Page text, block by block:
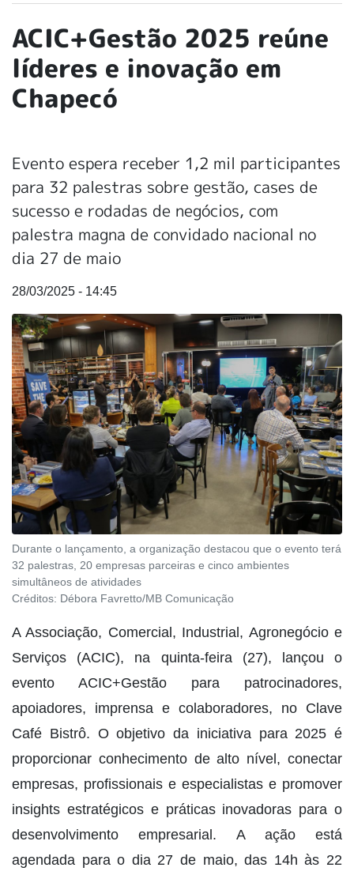
ACIC+Gestão 2025 reúne
líderes e inovação em
Chapecó
Evento espera receber 1,2 mil participantes
para 32 palestras sobre gestão, cases de
sucesso e rodadas de negócios, com
palestra magna de convidado nacional no
dia 27 de maio
28/03/2025 - 14:45
Durante o lançamento, a organização destacou que o evento terá
32 palestras, 20 empresas parceiras e cinco ambientes
simultâneos de atividades
Créditos: Débora Favretto/MB Comunicação
A Associação, Comercial, Industrial, Agronegócio e
Serviços (ACIC), na quinta-feira (27), lançou o
evento ACIC+Gestão para patrocinadores,
apoiadores, imprensa e colaboradores, no Clave
Café Bistrô. O objetivo da iniciativa para 2025 é
proporcionar conhecimento de alto nível, conectar
empresas, profissionais e especialistas e promover
insights estratégicos e práticas inovadoras para o
desenvolvimento empresarial. A ação está
agendada para o dia 27 de maio, das 14h às 22